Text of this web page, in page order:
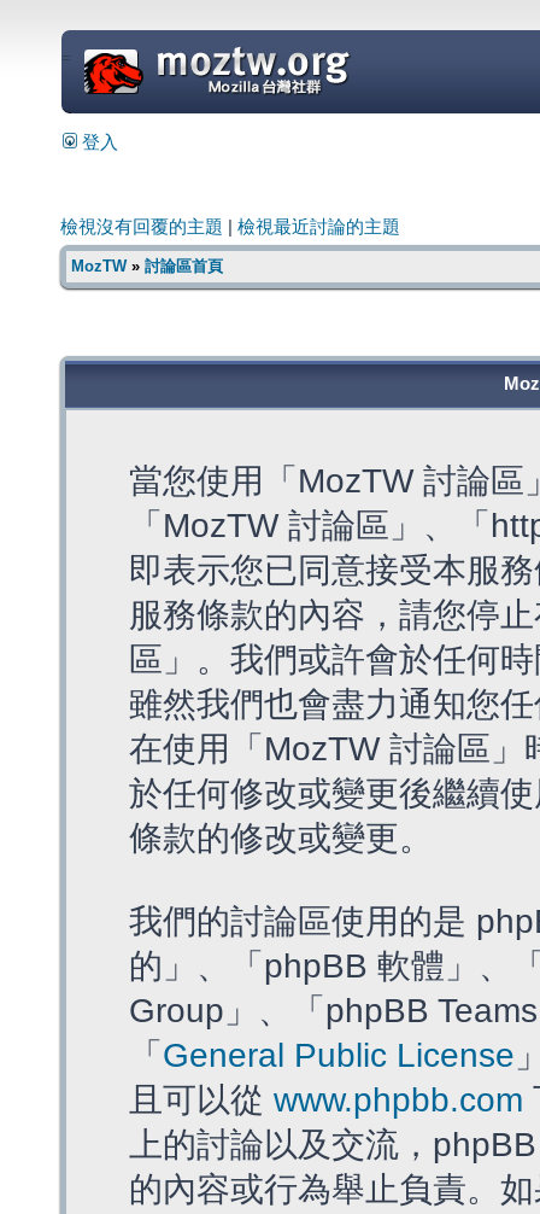
=
登入
檢視沒有回覆的主題 檢視最近討論的主題
MozTW» 討論區首頁
當您使用「MozTW 討論
「MozTW 討論區」、「
即表示您已同意接受本服
服務條款的內容，請您停
區」。我們或許會於任何
雖然我們也會盡力通知您
在使用「MozTW 討論區
於任何修改或變更後繼續
條款的修改或變更。
我們的討論區使用的是
的」、「phpBB 軟體」、
Group」、「phpBB
「 General Public License
且可以從 www.phpbb.com
上的討論以及交流，
的內容或行為舉止負責。